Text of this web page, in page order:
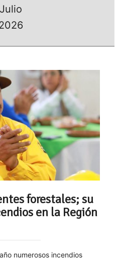
Julio
forestales; su
en la Región
numerosos incendios